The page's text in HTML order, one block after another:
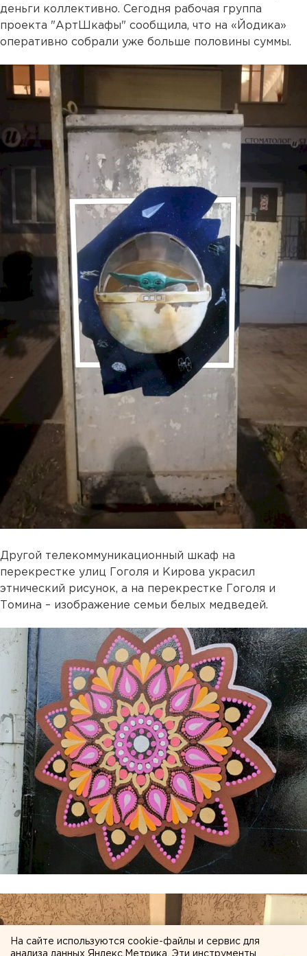
деньги коллективно. Сегодня рабочая группа
проекта "АртШкафы" сообщила, что на «Йодика»
оперативно собрали уже больше половины суммы.
Другой телекоммуникационный шкаф на
перекрестке улиц Гоголя и Кирова украсил
этнический рисунок, а на перекрестке Гоголя и
Томина – изображение семьи белых медведей.
На сайте используются cookie-файлы и сервис для
анализа данных Яндекс.Метрика. Эти инструменты